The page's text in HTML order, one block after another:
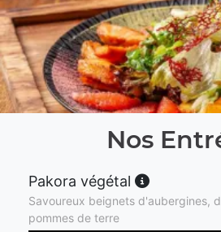
Nos
Pakora végétal
Savoureux beignets d'aubergines,
pommes de terre